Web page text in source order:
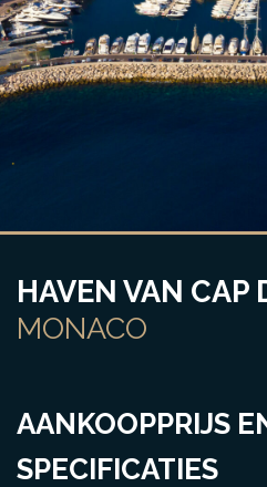
HAVEN VAN CAP
MONACO
AANKOOPPRIJS
SPECIFICATIES